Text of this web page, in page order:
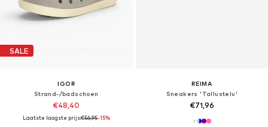
SALE
IGOR
Strand-/badschoen
€48,40
Laatste laagste prijs:€56,95-15%
REIMA
Sneakers 'Tallustelu'
€71,96